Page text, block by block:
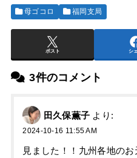
母ゴコロ 福岡支局
ポスト シ
3件のコメント
田久保薫子 より:
2024-10-16 11:55 AM
見ました！！九州各地の